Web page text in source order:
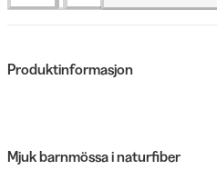
Produktinformasjon
Mjuk barnmössa i naturfiber